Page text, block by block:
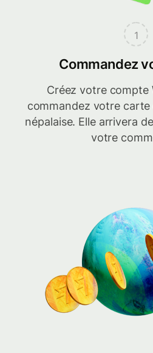
1
Commandez
Créez votre compte
commandez votre
népalaise. Elle arrivera
votre